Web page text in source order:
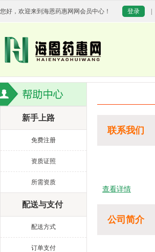
您好，欢迎来到海恩药惠网网会员中心！ 登录
新手上路
免费注册
资质证照
所需资质
配送与支付
配送方式
订单支付
联系我们
查看详情
公司简介